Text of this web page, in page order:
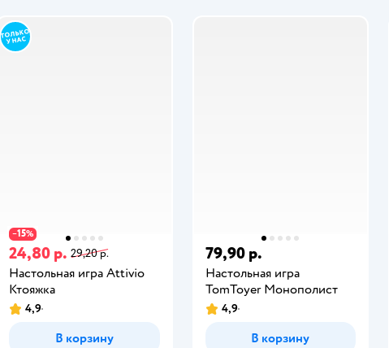
−15%
24,80 р. 29,20 р.
Настольная игра Attivio
Ктояжка
4,9
В корзину
79,90 р.
Настольная игра
TomToyer Монополист
4,9
В корзину